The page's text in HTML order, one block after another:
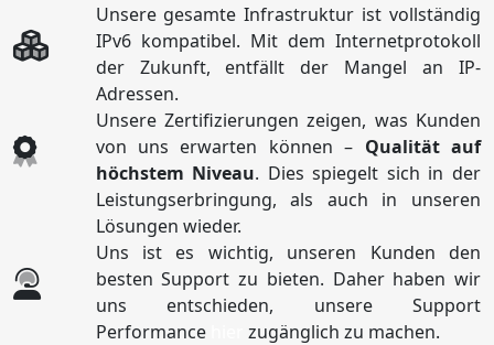
Unsere gesamte Infrastruktur ist vollständig
IPv6 kompatibel. Mit dem Internetprotokoll
der Zukunft, entfällt der Mangel an IP-
Adressen.
Unsere Zertifizierungen zeigen, was Kunden
von uns erwarten können – Qualität auf
höchstem Niveau. Dies spiegelt sich in der
Leistungserbringung, als auch in unseren
Lösungen wieder.
Uns ist es wichtig, unseren Kunden den
besten Support zu bieten. Daher haben wir
uns entschieden, unsere Support
Performance
zugänglich zu machen.